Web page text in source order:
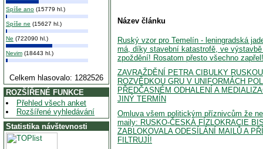
Spíše ano (15779 hl.)
Spíše ne (15627 hl.)
Ne (722090 hl.)
Nevim (18443 hl.)
Celkem hlasovalo: 1282526
ROZŠÍŘENÉ FUNKCE
Přehled všech anket
Rozšířené vyhledávání
Statistika návštevnosti
Název článku
Ruský vzor pro Temelín - leningradská
má, díky stavební katastrofě, ve
zpoždění! Rosatom přesto všechno zapřel!
ZAVRAŽDĚNÍ PETRA CIBULKY
ROZVĚDKOU GRU V UNIFORMÁCH
PŘEDČASNÉM ODHALENÍ A
JINÝ TERMÍN
Omluva všem politickým příznivcům že
maily: RUSKO-ČESKÁ FÍZLOKRACIE
ZABLOKOVALA ODESÍLÁNÍ MAILŮ A
FILTRUJÍ!